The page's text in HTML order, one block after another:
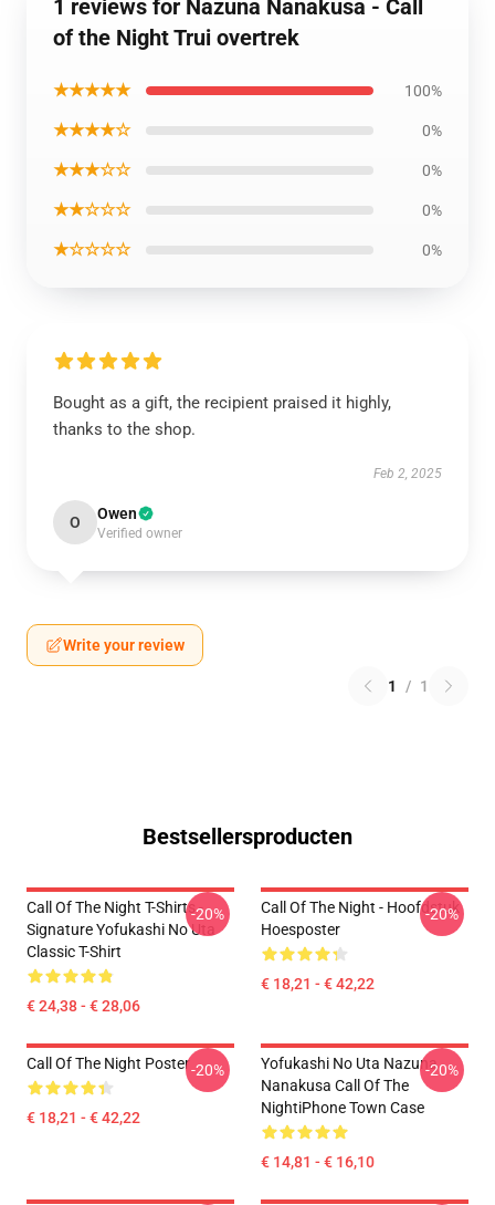
1 reviews for Nazuna Nanakusa - Call
of the Night Trui overtrek
★★★★★ 100%
★★★★☆ 0%
★★★☆☆ 0%
★★☆☆☆ 0%
★☆☆☆☆ 0%
Bought as a gift, the recipient praised it highly,
thanks to the shop.
Feb 2, 2025
O Owen
Verified owner
Write your review
1 / 1
Bestsellersproducten
Call Of The Night T-Shirts -
Signature Yofukashi No Uta
Classic T-Shirt
€ 24,38 - € 28,06
-20%
Call Of The Night - Hoofdstuk
Hoesposter
€ 18,21 - € 42,22
-20%
Call Of The Night Poster
€ 18,21 - € 42,22
-20%
Yofukashi No Uta Nazuna
Nanakusa Call Of The
NightiPhone Town Case
€ 14,81 - € 16,10
-20%